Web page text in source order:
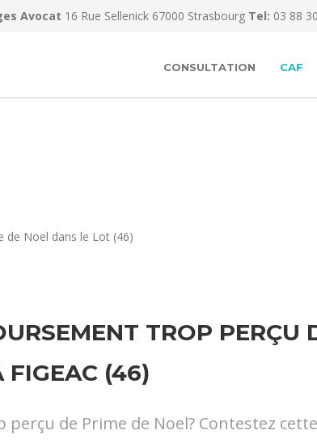
Avocat 16 Rue Sellenick 67000 Strasbourg Tel: 03 88
CONSULTATION CAF
de Noel dans le Lot (46)
TROP PERÇU
FIGEAC (46)
de Prime de Noel? Contestez